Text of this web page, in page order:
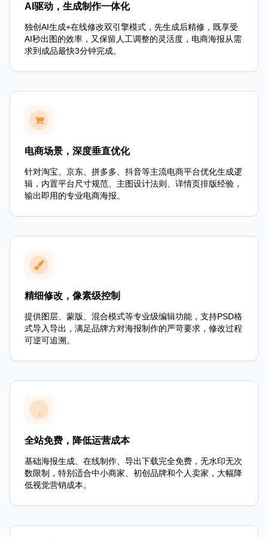
AI驱动，生成制作一体化
独创AI生成+在线修改双引擎模式，先生成后精修，既享受
AI秒出图的效率，又保留人工调整的灵活度，电商海报从需
求到成品最快3分钟完成。
电商场景，深度垂直优化
针对淘宝、京东、拼多多、抖音等主流电商平台优化生成逻
辑，内置平台尺寸规范、主图设计法则、详情页排版经验，
输出即用的专业电商海报。
精细修改，像素级控制
提供图层、蒙版、混合模式等专业级编辑功能，支持PSD格
式导入导出，满足品牌方对海报制作的严苛要求，修改过程
可逆可追溯。
全站免费，降低运营成本
基础海报生成、在线制作、导出下载完全免费，无水印无次
数限制，特别适合中小商家、初创品牌和个人卖家，大幅降
低视觉营销成本。